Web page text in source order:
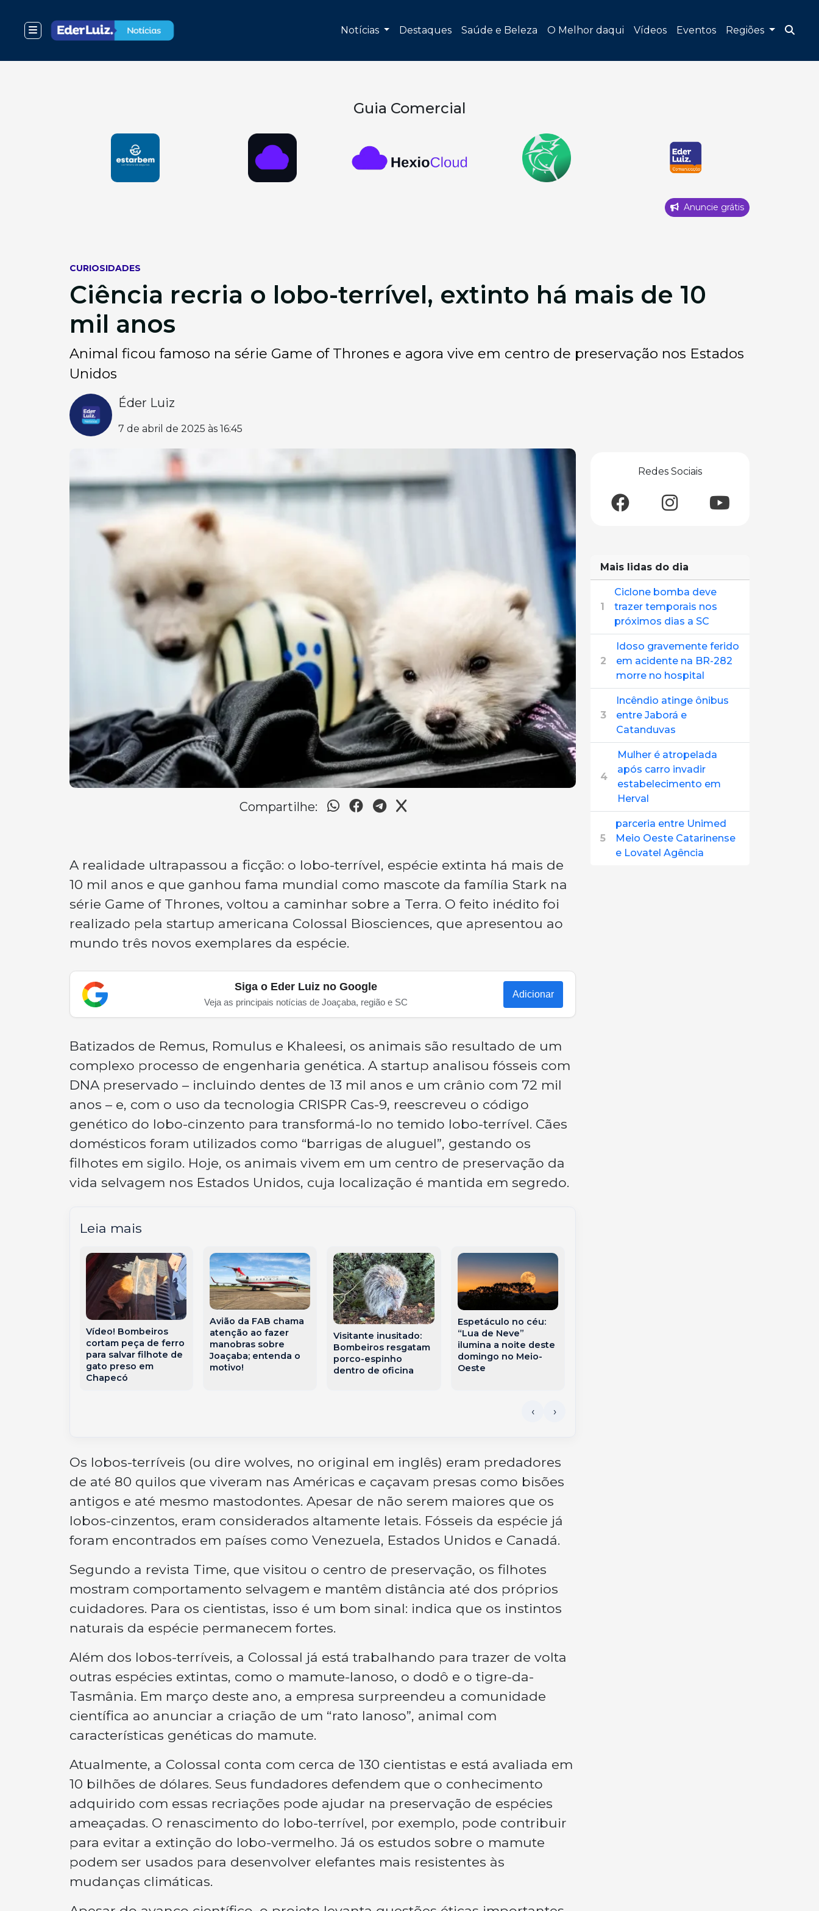
Notícias Destaques Saúde e Beleza O Melhor daqui Vídeos Eventos Regiões
Guia Comercial
Anuncie grátis
CURIOSIDADES
Ciência recria o lobo-terrível, extinto há mais de 10
mil anos
Animal ficou famoso na série Game of Thrones e agora vive em centro de preservação nos Estados
Unidos
Éder Luiz
7 de abril de 2025 às 16:45
Compartilhe:
A realidade ultrapassou a ficção: o lobo-terrível, espécie extinta há mais de
10 mil anos e que ganhou fama mundial como mascote da família Stark na
série Game of Thrones, voltou a caminhar sobre a Terra. O feito inédito foi
realizado pela startup americana Colossal Biosciences, que apresentou ao
mundo três novos exemplares da espécie.
Siga o Eder Luiz no Google
Veja as principais notícias de Joaçaba, região e SC
Adicionar
Batizados de Remus, Romulus e Khaleesi, os animais são resultado de um
complexo processo de engenharia genética. A startup analisou fósseis com
DNA preservado – incluindo dentes de 13 mil anos e um crânio com 72 mil
anos – e, com o uso da tecnologia CRISPR Cas-9, reescreveu o código
genético do lobo-cinzento para transformá-lo no temido lobo-terrível. Cães
domésticos foram utilizados como “barrigas de aluguel”, gestando os
filhotes em sigilo. Hoje, os animais vivem em um centro de preservação da
vida selvagem nos Estados Unidos, cuja localização é mantida em segredo.
Leia mais
Vídeo! Bombeiros
cortam peça de ferro
para salvar filhote de
gato preso em
Chapecó
Avião da FAB chama
atenção ao fazer
manobras sobre
Joaçaba; entenda o
motivo!
Visitante inusitado:
Bombeiros resgatam
porco-espinho
dentro de oficina
Espetáculo no céu:
“Lua de Neve”
ilumina a noite deste
domingo no Meio-
Oeste
Os lobos-terríveis (ou dire wolves, no original em inglês) eram predadores
de até 80 quilos que viveram nas Américas e caçavam presas como bisões
antigos e até mesmo mastodontes. Apesar de não serem maiores que os
lobos-cinzentos, eram considerados altamente letais. Fósseis da espécie já
foram encontrados em países como Venezuela, Estados Unidos e Canadá.
Segundo a revista Time, que visitou o centro de preservação, os filhotes
mostram comportamento selvagem e mantêm distância até dos próprios
cuidadores. Para os cientistas, isso é um bom sinal: indica que os instintos
naturais da espécie permanecem fortes.
Além dos lobos-terríveis, a Colossal já está trabalhando para trazer de volta
outras espécies extintas, como o mamute-lanoso, o dodô e o tigre-da-
Tasmânia. Em março deste ano, a empresa surpreendeu a comunidade
científica ao anunciar a criação de um “rato lanoso”, animal com
características genéticas do mamute.
Atualmente, a Colossal conta com cerca de 130 cientistas e está avaliada em
10 bilhões de dólares. Seus fundadores defendem que o conhecimento
adquirido com essas recriações pode ajudar na preservação de espécies
ameaçadas. O renascimento do lobo-terrível, por exemplo, pode contribuir
para evitar a extinção do lobo-vermelho. Já os estudos sobre o mamute
podem ser usados para desenvolver elefantes mais resistentes às
mudanças climáticas.
Redes Sociais
Mais lidas do dia
1
Ciclone bomba deve
trazer temporais nos
próximos dias a SC
2
Idoso gravemente ferido
em acidente na BR-282
morre no hospital
3
Incêndio atinge ônibus
entre Jaborá e
Catanduvas
4
Mulher é atropelada
após carro invadir
estabelecimento em
Herval
5
parceria entre Unimed
Meio Oeste Catarinense
e Lovatel Agência